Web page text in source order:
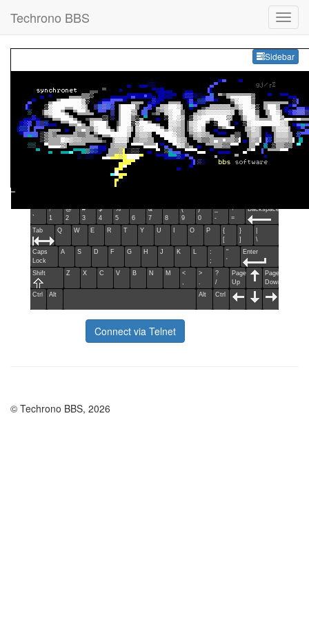
Techrono BBS
Sidebar
~
`
!
1
@
2
#
3
$
4
%
5
^
6
&
7
*
8
(
9
)
0
_
-
+
=
Backspace
Tab Q W E R T Y U O P
{
[
}
]
\
Caps
Lock
A S D F G H J K L
:
;
"
'
Enter
Shift Z X C V B N M
<
,
>
.
?
/
Page
Up
Page
Down
Ctrl
Alt Alt Ctrl
Connect via Telnet
© Techrono BBS, 2026